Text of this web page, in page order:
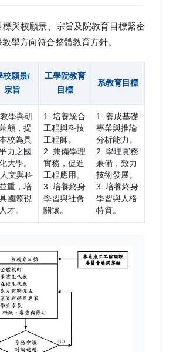
標與校願景、宗旨及院教育目標緊密
學方向符合整體教育方針。
校願景/
宗旨
工學院教育
目標
系教育目標
學與研
顧，提
校為具
力之國
大學。
文與科
重，培
國際視
才。
1. 培養統合
工程與科技
工程師。
2. 兼備學理
實務，促進
工程應用。
3. 培養終身
學習與社會
關懷。
1. 養成基礎
專業與推論
分析能力。
2. 學理實務
兼備，致力
技術發展。
3. 培養終身
學習與人格
特質。